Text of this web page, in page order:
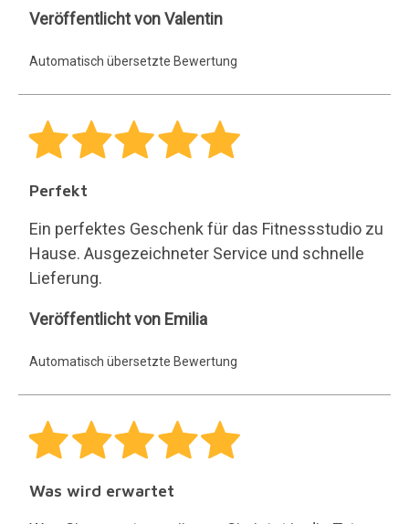
Valentin
Veröffentlicht von Valentin
Automatisch übersetzte Bewertung
Perfekt
Ein perfektes Geschenk für das Fitnessstudio zu
Hause. Ausgezeichneter Service und schnelle
Lieferung.
Emilia
Veröffentlicht von Emilia
Automatisch übersetzte Bewertung
Was wird erwartet